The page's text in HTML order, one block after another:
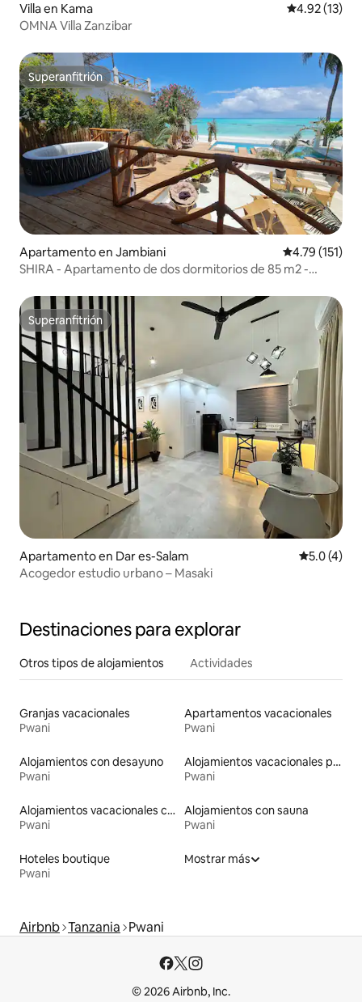
Villa en Kama Calificación
4.92 (13)
OMNA Villa Zanzibar
Superanfitrión
Superanfitrión
Apartamento en Jambiani Calificación
4.79 (151)
SHIRA - Apartamento de dos dormitorios de 85 m2 -
Superanfitrión
Superanfitrión
Apartamento en Dar es-Salam
5.0 (4)
Acogedor estudio urbano – Masaki
Destinaciones para explorar
Otros tipos de alojamientos Actividades
Granjas vacacionales
Pwani
Apartamentos vacacionales
Pwani
Alojamientos con desayuno
Pwani
Alojamientos vacacionales para familias
Pwani
Alojamientos vacacionales con piscina
Pwani
Alojamientos con sauna
Pwani
Hoteles boutique
Pwani
Mostrar más
Airbnb Tanzania Pwani
© 2026 Airbnb, Inc.